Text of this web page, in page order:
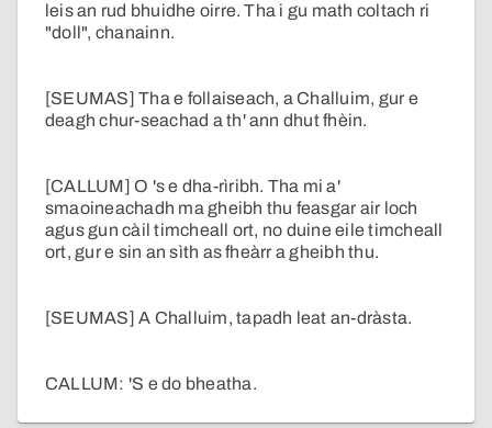
leis an rud bhuidhe oirre. Tha i gu math coltach ri
"doll", chanainn.
[SEUMAS] Tha e follaiseach, a Challuim, gur e
deagh chur-seachad a th' ann dhut fhèin.
[CALLUM] O 's e dha-rìribh. Tha mi a'
smaoineachadh ma gheibh thu feasgar air loch
agus gun càil timcheall ort, no duine eile timcheall
ort, gur e sin an sìth as fheàrr a gheibh thu.
[SEUMAS] A Challuim, tapadh leat an-dràsta.
CALLUM: 'S e do bheatha.